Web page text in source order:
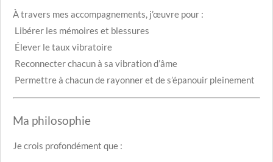
À travers mes accompagnements, j’œuvre pour :
Libérer les mémoires et blessures
Élever le taux vibratoire
Reconnecter chacun à sa vibration d’âme
Permettre à chacun de rayonner et de s’épanouir pleinement
Ma philosophie
Je crois profondément que :